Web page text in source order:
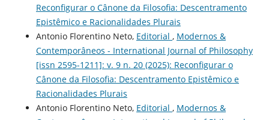
Reconfigurar o Cânone da Filosofia: Descentramento
Epistêmico e Racionalidades Plurais
Antonio Florentino Neto, Editorial , Modernos &
Contemporâneos - International Journal of Philosophy
[issn 2595-1211]: v. 9 n. 20 (2025): Reconfigurar o
Cânone da Filosofia: Descentramento Epistêmico e
Racionalidades Plurais
Antonio Florentino Neto, Editorial , Modernos &